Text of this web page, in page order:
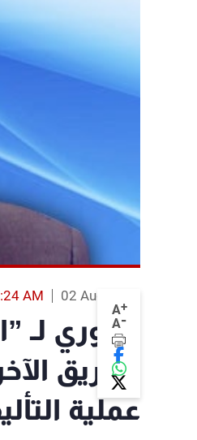
A+
A-
02 Aug 2013
AM
الحوري
للفريق
عملية